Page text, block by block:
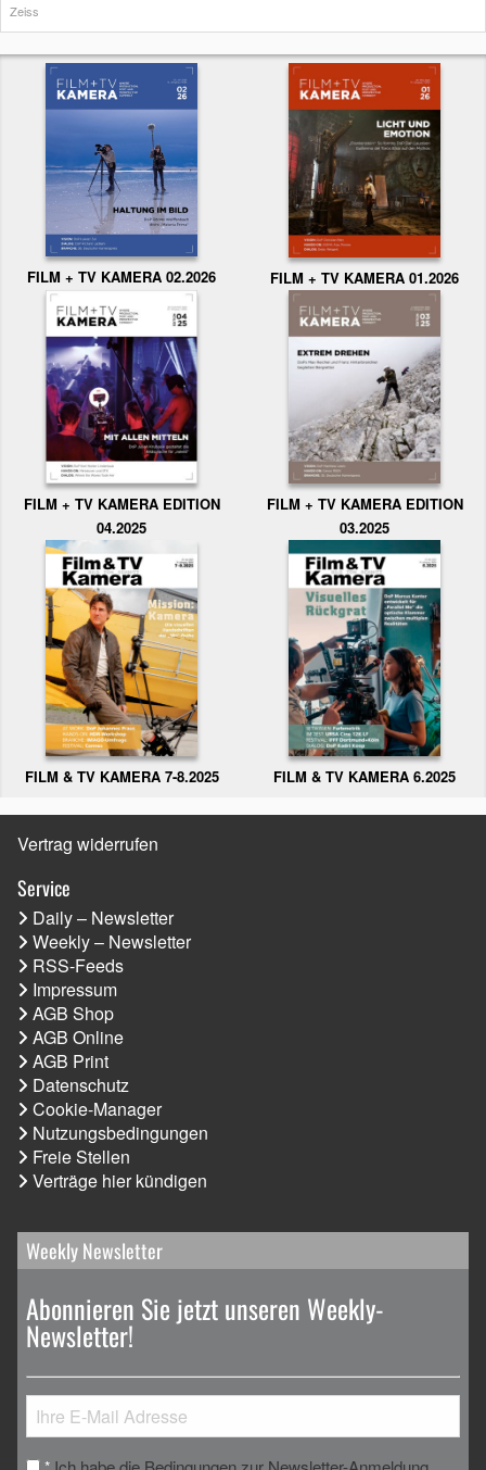
Zeiss
FILM + TV KAMERA 02.2026 FILM + TV KAMERA 01.2026
FILM + TV KAMERA EDITION
04.2025
FILM + TV KAMERA EDITION
03.2025
FILM & TV KAMERA 7-8.2025 FILM & TV KAMERA 6.2025
Vertrag widerrufen
Service
Daily – Newsletter
Weekly – Newsletter
RSS-Feeds
Impressum
AGB Shop
AGB Online
AGB Print
Datenschutz
Cookie-Manager
Nutzungsbedingungen
Freie Stellen
Verträge hier kündigen
Weekly Newsletter
Abonnieren Sie jetzt unseren Weekly-
Newsletter!